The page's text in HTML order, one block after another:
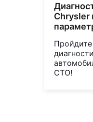
Chrysler
СТО!